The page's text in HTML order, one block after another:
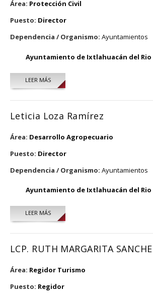
Área: Protección Civil
Puesto: Director
Dependencia / Organismo: Ayuntamientos
Ayuntamiento de Ixtlahuacán del Rio
LEER MÁSSOBRE JOSÉ FREDY MENDOZA MORA
Leticia Loza Ramírez
Área: Desarrollo Agropecuario
Puesto: Director
Dependencia / Organismo: Ayuntamientos
Ayuntamiento de Ixtlahuacán del Rio
LEER MÁSSOBRE LETICIA LOZA RAMÍREZ
LCP. RUTH MARGARITA
Área: Regidor Turismo
Puesto: Regidor